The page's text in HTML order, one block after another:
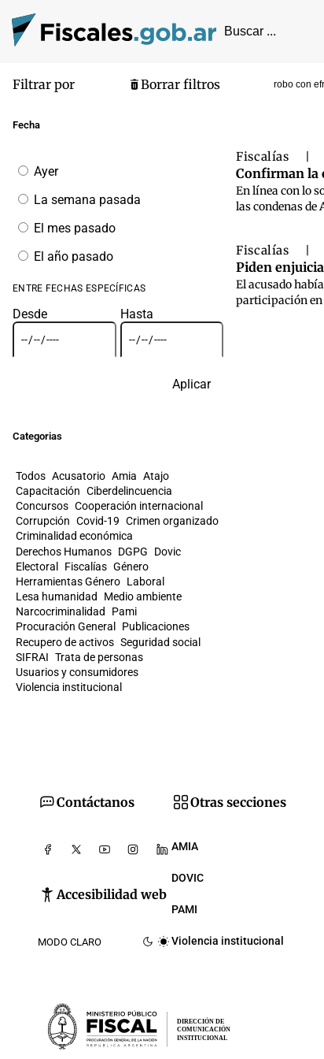
Filtrar por Borrar filtros robo con
Fecha
Filtrar
por
fecha
Ayer
La semana pasada
El mes pasado
El año pasado
ENTRE FECHAS ESPECÍFICAS
Desde Hasta
Aplicar
Categorias
Todos Acusatorio Amia Atajo
Capacitación Ciberdelincuencia
Concursos Cooperación internacional
Corrupción Covid-19 Crimen organizado
Criminalidad económica
Derechos Humanos DGPG
Dovic
Electoral
Fiscalías Género
Herramientas Género Laboral
Lesa humanidad
Medio ambiente
Narcocriminalidad
Pami
Procuración General
Publicaciones
Recupero de activos Seguridad social
SIFRAI Trata de personas
Usuarios y consumidores
Violencia institucional
Fiscalías
Confirman la
En línea con lo
las condenas de
Fiscalías
Piden
El acusado
participación en
Contáctanos
Accesibilidad web
MODO CLARO
Otras secciones
AMIA
DOVIC
PAMI
Violencia institucional
DIRECCIÓN DE
COMUNICACIÓN
INSTITUCIONAL